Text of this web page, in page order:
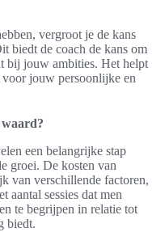
vergroot je de kans
biedt de coach de kans om
bij jouw ambities. Het helpt
voor jouw persoonlijke en
een belangrijke stap
groei. De kosten van
van verschillende factoren,
aantal sessies dat men
te begrijpen in relatie tot
biedt.